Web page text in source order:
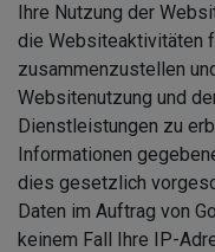
Ihre Nutzung der
die Websiteaktivitäten
zusammenzustellen
Websitenutzung und
Dienstleistungen zu
Informationen
dies gesetzlich
Daten im Auftrag von
keinem Fall Ihre IP-